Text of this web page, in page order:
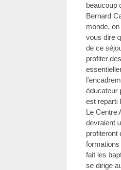
beaucoup
Bernard
monde,
vous dire
de ce
profiter
éducateur
est reparti
Le Centre
devraient
profiteront
fait les
se dirige